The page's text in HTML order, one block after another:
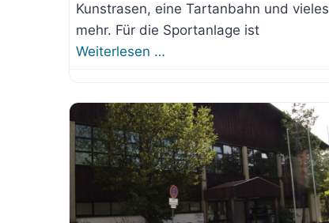
Kunstrasen, eine Tartanbahn und vieles
mehr. Für die Sportanlage ist
Weiterlesen …